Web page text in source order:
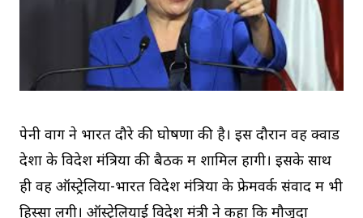
पेनी वोंग ने भारत दौरे की घोषणा की है। इस दौरान वह क्वाड
देशों के विदेश मंत्रियों की बैठक में शामिल होंगी। इसके साथ
ही वह ऑस्ट्रेलिया-भारत विदेश मंत्रियों के फ्रेमवर्क संवाद में भी
हिस्सा लेंगी। ऑस्ट्रेलियाई विदेश मंत्री ने कहा कि मौजूदा